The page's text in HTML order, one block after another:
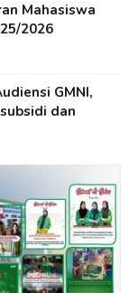
Mahasiswa
2026
GMNI,
dan